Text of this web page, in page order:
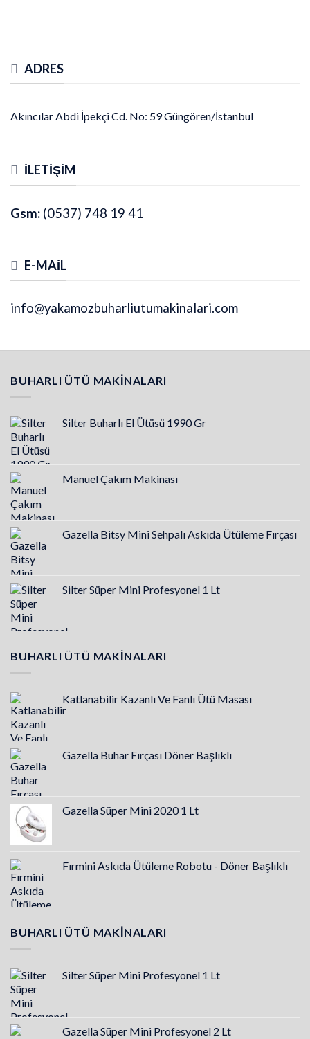
ADRES
Akıncılar Abdi İpekçi Cd. No: 59 Güngören/İstanbul
İLETIŞIM
Gsm: (0537) 748 19 41
E-MAIL
info@yakamozbuharliutumakinalari.com
BUHARLI ÜTÜ MAKINALARI
Silter Buharlı El Ütüsü 1990 Gr
Manuel Çakım Makinası
Gazella Bitsy Mini Sehpalı Askıda Ütüleme Fırçası
Silter Süper Mini Profesyonel 1 Lt
BUHARLI ÜTÜ MAKINALARI
Katlanabilir Kazanlı Ve Fanlı Ütü Masası
Gazella Buhar Fırçası Döner Başlıklı
Gazella Süper Mini 2020 1 Lt
Fırmini Askıda Ütüleme Robotu - Döner Başlıklı
BUHARLI ÜTÜ MAKINALARI
Silter Süper Mini Profesyonel 1 Lt
Gazella Süper Mini Profesyonel 2 Lt